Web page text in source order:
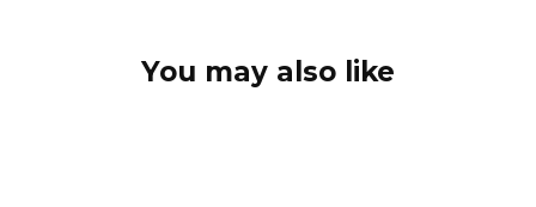
You may also like